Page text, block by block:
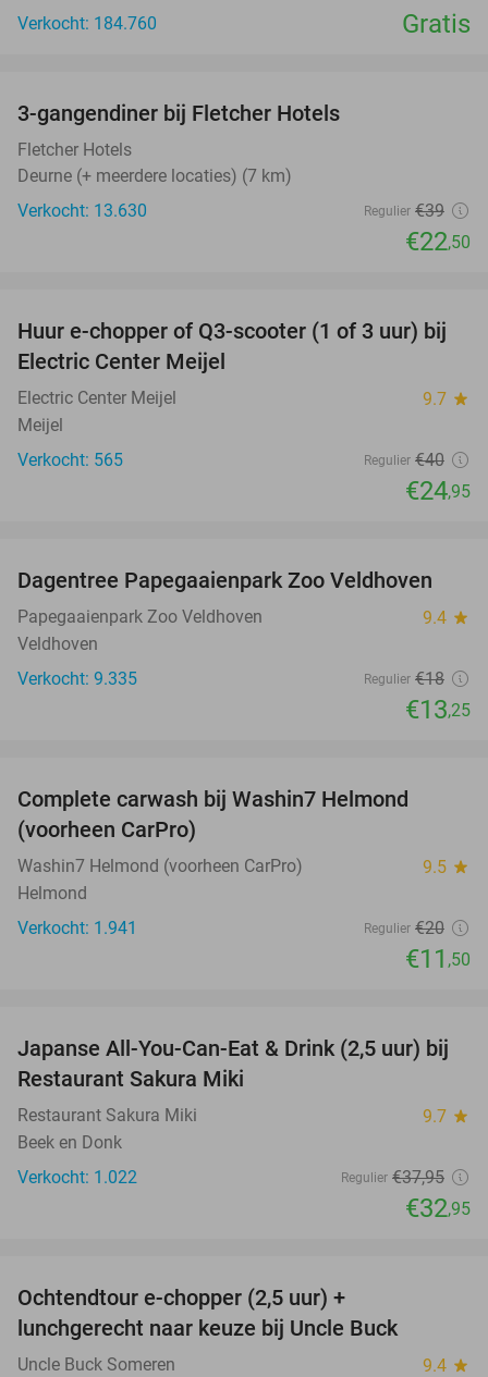
Verkocht: 184.760
Gratis
3-gangendiner bij Fletcher Hotels
Fletcher Hotels
Deurne (+ meerdere locaties) (7 km)
Verkocht: 13.630
Regulier €39
€22,50
38%
Huur e-chopper of Q3-scooter (1 of 3 uur) bij
Electric Center Meijel
Electric Center Meijel 9.7 star
Meijel
Verkocht: 565
Regulier €40
€24,95
26%
Dagentree Papegaaienpark Zoo Veldhoven
Papegaaienpark Zoo Veldhoven 9.4 star
Veldhoven
Verkocht: 9.335
Regulier €18
€13,25
Complete carwash bij Washin7 Helmond
(voorheen CarPro)
Washin7 Helmond (voorheen CarPro) 9.5 star
Helmond
Verkocht: 1.941
Regulier €20
€11 ,50
13%
Japanse All-You-Can-Eat & Drink (2,5 uur) bij
Restaurant Sakura Miki
Restaurant Sakura Miki 9.7 star
Beek en Donk
Verkocht: 1.022
Regulier €37,95
€32,95
Ochtendtour e-chopper (2,5 uur) +
lunchgerecht naar keuze bij Uncle Buck
Uncle Buck Someren 9.4 star